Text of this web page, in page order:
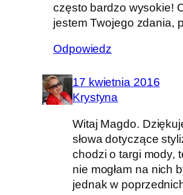
często bardzo wysokie!
jestem Twojego zdania,
Odpowiedz
17 kwietnia 2016
Krystyna
Witaj Magdo.
słowa dotyczące
chodzi o targi mody,
nie mogłam na nich
jednak w